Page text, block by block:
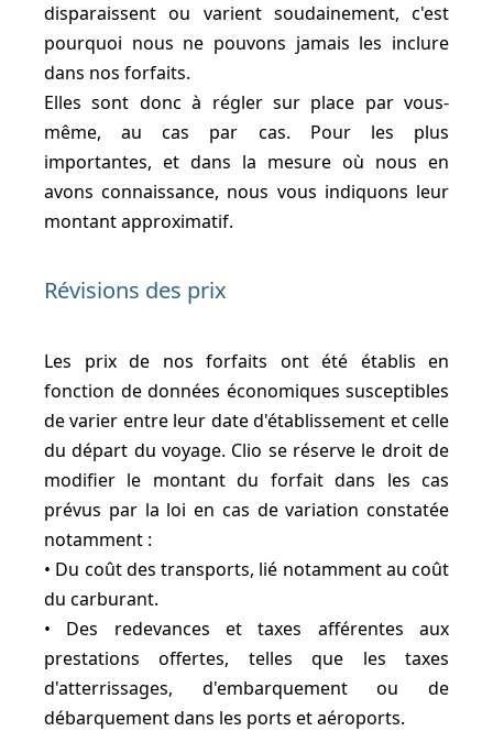
disparaissent ou varient soudainement, c'est
pourquoi nous ne pouvons jamais les inclure
dans nos forfaits.
Elles sont donc à régler sur place par vous-
même, au cas par cas. Pour les plus
importantes, et dans la mesure où nous en
avons connaissance, nous vous indiquons leur
montant approximatif.
Révisions des prix
Les prix de nos forfaits ont été établis en
fonction de données économiques susceptibles
de varier entre leur date d'établissement et celle
du départ du voyage. Clio se réserve le droit de
modifier le montant du forfait dans les cas
prévus par la loi en cas de variation constatée
notamment :
• Du coût des transports, lié notamment au coût
du carburant.
• Des redevances et taxes afférentes aux
prestations offertes, telles que les taxes
d'atterrissages, d'embarquement ou de
débarquement dans les ports et aéroports.